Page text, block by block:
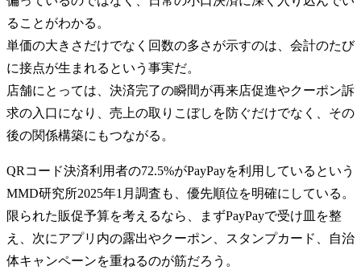
ることがわかる。
単価の大きさだけでなく回数の多さが示すのは、会計のたび
に接点が生まれるという事実だ。
店舗にとっては、決済完了の瞬間が再来店促進やクーポン訴
求の入口になり、売上の取りこぼしを防ぐだけでなく、その
後の関係構築にもつながる。
QRコード決済利用者の72.5%がPayPayを利用しているという
MMD研究所2025年1月調査も、優先順位を明確にしている。
限られた販促予算を考えるなら、まずPayPayで受け皿を整
え、次にアプリ内の露出やクーポン、スタンプカード、自治
体キャンペーンを重ねるのが筋だろう。